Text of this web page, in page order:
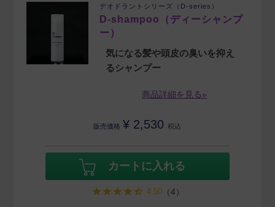
デオドラントシリーズ（D-series）
D-shampoo（ディーシャンプ
ー）
気になる髪や頭皮の臭いを抑え
るシャンプー
商品詳細を見る»
販売価格 ¥ 2,530 税込
カートに入れる
4.50（4）